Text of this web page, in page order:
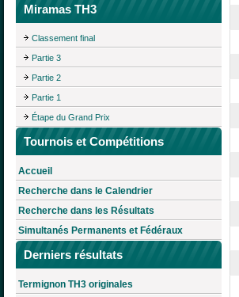
Miramas TH3
Classement final
Partie 3
Partie 2
Partie 1
Étape du Grand Prix
Tournois et Compétitions
Accueil
Recherche dans le Calendrier
Recherche dans les Résultats
Simultanés Permanents et Fédéraux
Derniers résultats
Termignon TH3 originales